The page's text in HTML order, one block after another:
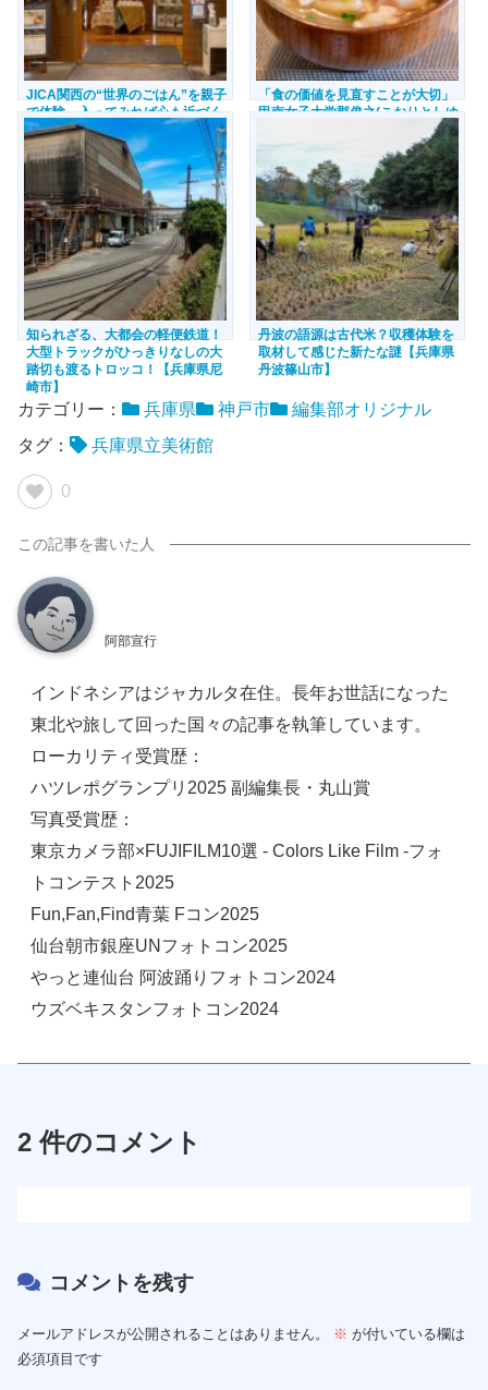
JICA関西の“世界のごはん”を親子
で体験。入ってみれば心も近づく
【兵庫県神戸市】
「食の価値を見直すことが大切」
甲南女子大学郡俊之(こおりとしゆ
き)教授が描く食のこれから【兵庫
県神戸市】
知られざる、大都会の軽便鉄道！
大型トラックがひっきりなしの大
踏切も渡るトロッコ！【兵庫県尼
崎市】
丹波の語源は古代米？収穫体験を
取材して感じた新たな謎【兵庫県
丹波篠山市】
カテゴリー： 兵庫県 神戸市
編集部オリジナル
タグ：
兵庫県立美術館
0
阿部宣行
インドネシアはジャカルタ在住。長年お世話になった
東北や旅して回った国々の記事を執筆しています。
ローカリティ受賞歴：
ハツレポグランプリ2025 副編集長・丸山賞
写真受賞歴：
東京カメラ部×FUJIFILM10選 - Colors Like Film -フォ
トコンテスト2025
Fun,Fan,Find青葉 Fコン2025
仙台朝市銀座UNフォトコン2025
やっと連仙台 阿波踊りフォトコン2024
ウズベキスタンフォトコン2024
2 件のコメント
コメントを残す
メールアドレスが公開されることはありません。 ※ が付いている欄は
必須項目です